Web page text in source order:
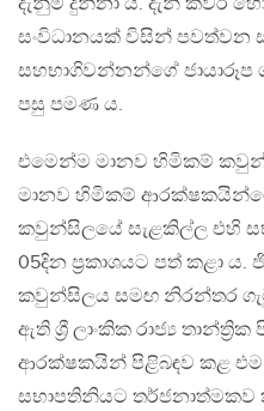
සංවිධානයක් විසින් පවත්වන
සහභාගිවන්නන්ගේ
පසු පමණ ය.
එමෙන්ම මානව හිමිකම්
මානව හිමිකම්
කවුන්සිලයේ සැළකිල්ල එහි
05දින ප්‍රකාශයට පත් කළා
කවුන්සිලය සමඟ නිරන්තර
ඇති ශ්‍රී ලාංකික රාජ්‍ය
ආරක්ෂකයින් පිළිබඳව කළ එම
සභාපතිනියට තර්ජනාත්මකව